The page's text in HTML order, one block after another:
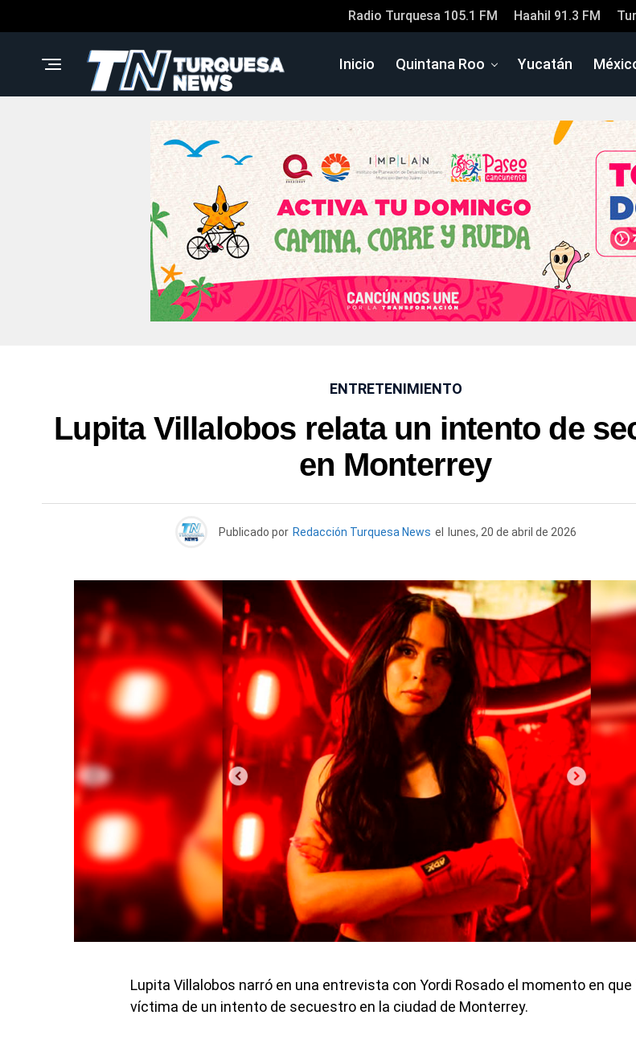
Radio Turquesa 105.1 FM Haahil 91.3 FM
Inicio Quintana Roo Yucatán
ENTRETENIMIENTO
Lupita Villalobos relata un intento de
en Monterrey
Publicado por Redacción Turquesa News el lunes, 20 de abril de 2026
Lupita Villalobos narró en una entrevista con Yordi Rosado el momento en que
víctima de un intento de secuestro en la ciudad de Monterrey.